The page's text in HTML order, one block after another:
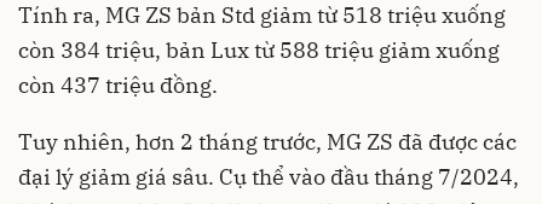
Tính ra, MG ZS bản Std giảm từ 518 triệu xuống
còn 384 triệu, bản Lux từ 588 triệu giảm xuống
còn 437 triệu đồng.
Tuy nhiên, hơn 2 tháng trước, MG ZS đã được các
đại lý giảm giá sâu. Cụ thể vào đầu tháng 7/2024,